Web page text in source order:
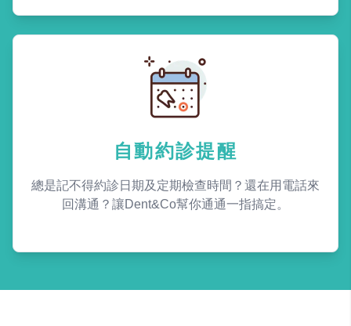
自動約診提醒
總是記不得約診日期及定期檢查時間？還在用電話來
回溝通？讓Dent&Co幫你通通一指搞定。